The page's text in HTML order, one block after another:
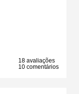
18 avaliações
10 comentários